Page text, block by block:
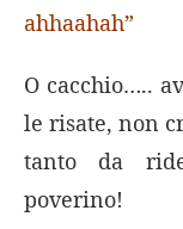
ahhaahah”
O cacchio…..
le risate, non
tanto da
poverino!